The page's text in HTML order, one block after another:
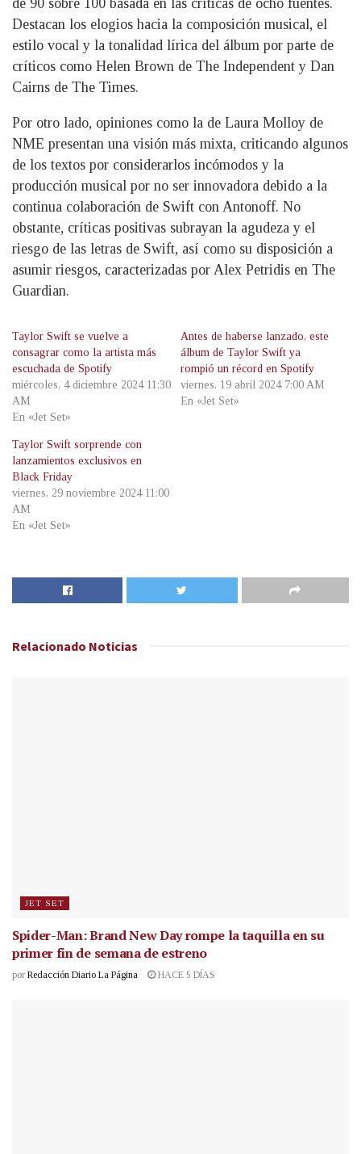
Destacan los elogios hacia la composición musical, el
estilo vocal y la tonalidad lírica del álbum por parte de
críticos como Helen Brown de The Independent y Dan
Cairns de The Times.
Por otro lado, opiniones como la de Laura Molloy de
NME presentan una visión más mixta, criticando algunos
de los textos por considerarlos incómodos y la
producción musical por no ser innovadora debido a la
continua colaboración de Swift con Antonoff. No
obstante, críticas positivas subrayan la agudeza y el
riesgo de las letras de Swift, así como su disposición a
asumir riesgos, caracterizadas por Alex Petridis en The
Guardian.
Taylor Swift se vuelve a
consagrar como la artista más
escuchada de Spotify
miércoles, 4 diciembre 2024 11:30
AM
En «Jet Set»
Antes de haberse lanzado, este
álbum de Taylor Swift ya
rompió un récord en Spotify
viernes, 19 abril 2024 7:00 AM
En «Jet Set»
Taylor Swift sorprende con
lanzamientos exclusivos en
Black Friday
viernes, 29 noviembre 2024 11:00
AM
En «Jet Set»
Relacionado Noticias
JET SET
Spider-Man: Brand New Day rompe la taquilla en su
primer fin de semana de estreno
por Redacción Diario La Página HACE 5 DÍAS